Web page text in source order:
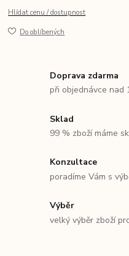
Hlídat cenu / dostupnost
Do oblíbených
Doprava zdarma
při objednávce nad
Sklad
99 % zboží máme
Konzultace
poradíme Vám s
Výběr
velký výběr zboží